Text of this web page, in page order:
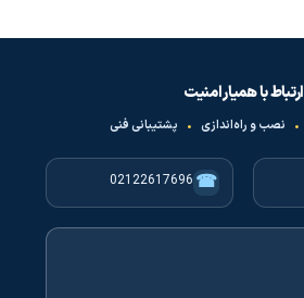
ارتباط با همیار امنیت
• نصب و راه‌اندازی • پشتیبانی فنی
☎
02122617696